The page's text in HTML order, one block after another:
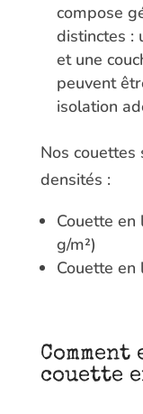
compose
distinctes :
et une
peuvent
isolation
Nos
densités :
Couette
g/m²)
Couette en
couette